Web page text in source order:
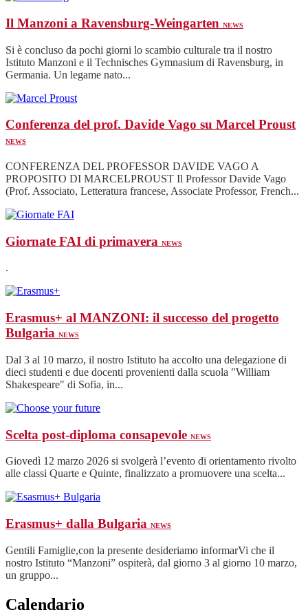
Il Manzoni a Ravensburg-Weingarten NEWS
Si è concluso da pochi giorni lo scambio culturale tra il nostro
Istituto Manzoni e il Technisches Gymnasium di Ravensburg, in
Germania. Un legame nato...
Conferenza del prof. Davide Vago su Marcel Proust
NEWS
CONFERENZA DEL PROFESSOR DAVIDE VAGO A
PROPOSITO DI MARCELPROUST Il Professor Davide Vago
(Prof. Associato, Letteratura francese, Associate Professor, French...
Giornate FAI di primavera NEWS
.
Erasmus+ al MANZONI: il successo del progetto
Bulgaria NEWS
Dal 3 al 10 marzo, il nostro Istituto ha accolto una delegazione di
dieci studenti e due docenti provenienti dalla scuola "William
Shakespeare" di Sofia, in...
Scelta post-diploma consapevole NEWS
Giovedì 12 marzo 2026 si svolgerà l’evento di orientamento rivolto
alle classi Quarte e Quinte, finalizzato a promuovere una scelta...
Erasmus+ dalla Bulgaria NEWS
Gentili Famiglie,con la presente desideriamo informarVi che il
nostro Istituto “Manzoni” ospiterà, dal giorno 3 al giorno 10 marzo,
un gruppo...
Calendario